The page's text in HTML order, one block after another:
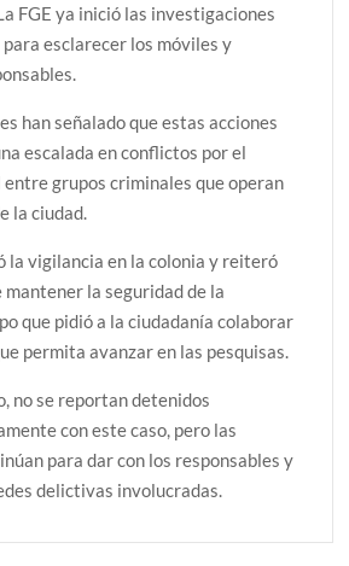
FGE ya inició las investigaciones
esclarecer los móviles y
han señalado que estas acciones
escalada en conflictos por el
grupos criminales que operan
la ciudad.
la vigilancia en la colonia y reiteró
mantener la seguridad de la
que pidió a la ciudadanía colaborar
permita avanzar en las pesquisas.
no se reportan detenidos
con este caso, pero las
para dar con los responsables y
delictivas involucradas.